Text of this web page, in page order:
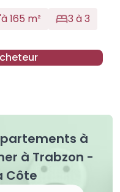
165 m² 3 à 3
à
à Trabzon -
Côte